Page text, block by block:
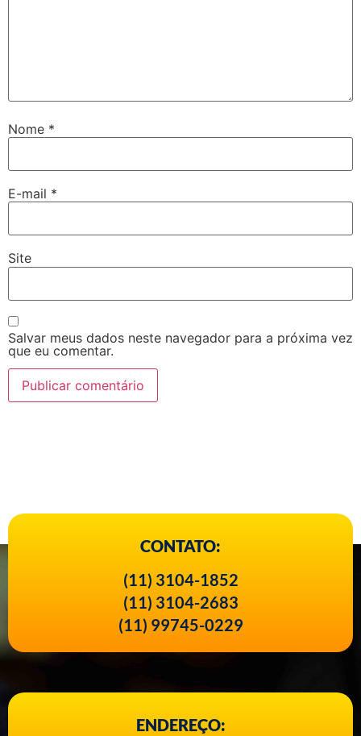
Nome *
E-mail *
Site
Salvar meus dados neste navegador para a próxima vez
que eu comentar.
CONTATO:
(11) 3104-1852
(11) 3104-2683
(11) 99745-0229
ENDEREÇO: